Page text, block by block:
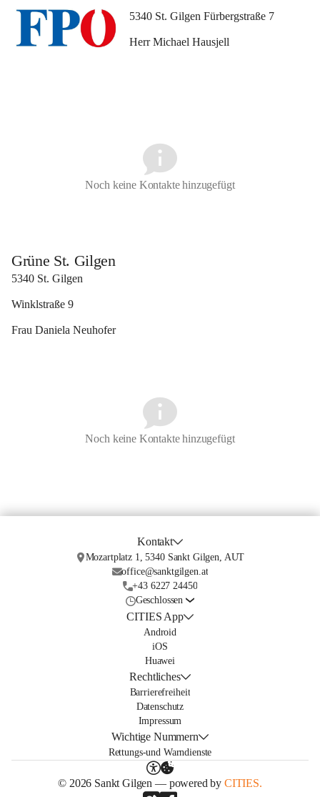
5340 St. Gilgen Fürbergstraße 7
Herr Michael Hausjell
Noch keine Kontakte hinzugefügt
Grüne St. Gilgen
5340 St. Gilgen
Winklstraße 9
Frau Daniela Neuhofer
Noch keine Kontakte hinzugefügt
Kontakt
Mozartplatz 1, 5340 Sankt Gilgen, AUT
office@sanktgilgen.at
+43 6227 24450
Geschlossen
CITIES App
Android
iOS
Huawei
Rechtliches
Barrierefreiheit
Datenschutz
Impressum
Wichtige Nummern
Rettungs-und Warndienste
© 2026 Sankt Gilgen — powered by CITIES.